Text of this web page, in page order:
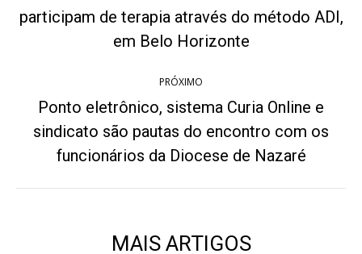
post:
Post
anterior:
participam de terapia através do método ADI,
em Belo Horizonte
PRÓXIMO
Próximo
post:
Ponto eletrônico, sistema Curia Online e
sindicato são pautas do encontro com os
funcionários da Diocese de Nazaré
MAIS ARTIGOS